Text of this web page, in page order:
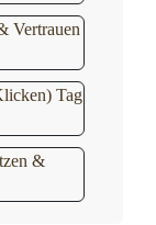
Vertrauen
Tag
&